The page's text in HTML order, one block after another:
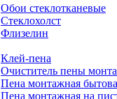
Обои стеклотканевые
Стеклохолст
Флизелин
Клей-пена
Очиститель пены
Пена монтажная
Пена монтажная на